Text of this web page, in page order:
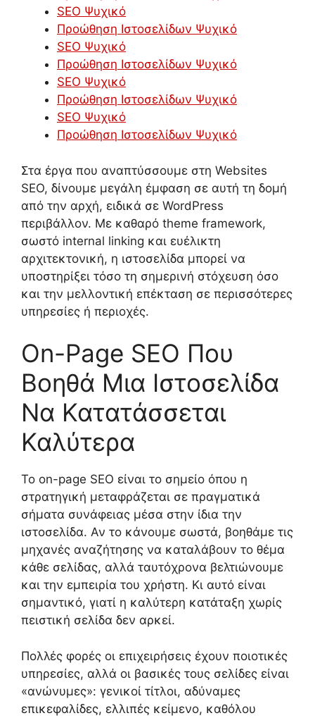
SEO Ψυχικό
Προώθηση Ιστοσελίδων Ψυχικό
SEO Ψυχικό
Προώθηση Ιστοσελίδων Ψυχικό
SEO Ψυχικό
Προώθηση Ιστοσελίδων Ψυχικό
SEO Ψυχικό
Προώθηση Ιστοσελίδων Ψυχικό
Στα έργα που αναπτύσσουμε στη Websites
SEO, δίνουμε μεγάλη έμφαση σε αυτή τη δομή
από την αρχή, ειδικά σε WordPress
περιβάλλον. Με καθαρό theme framework,
σωστό internal linking και ευέλικτη
αρχιτεκτονική, η ιστοσελίδα μπορεί να
υποστηρίξει τόσο τη σημερινή στόχευση όσο
και την μελλοντική επέκταση σε περισσότερες
υπηρεσίες ή περιοχές.
On-Page SEO Που
Βοηθά Μια Ιστοσελίδα
Να Κατατάσσεται
Καλύτερα
Το on-page SEO είναι το σημείο όπου η
στρατηγική μεταφράζεται σε πραγματικά
σήματα συνάφειας μέσα στην ίδια την
ιστοσελίδα. Αν το κάνουμε σωστά, βοηθάμε τις
μηχανές αναζήτησης να καταλάβουν το θέμα
κάθε σελίδας, αλλά ταυτόχρονα βελτιώνουμε
και την εμπειρία του χρήστη. Κι αυτό είναι
σημαντικό, γιατί η καλύτερη κατάταξη χωρίς
πειστική σελίδα δεν αρκεί.
Πολλές φορές οι επιχειρήσεις έχουν ποιοτικές
υπηρεσίες, αλλά οι βασικές τους σελίδες είναι
«ανώνυμες»: γενικοί τίτλοι, αδύναμες
επικεφαλίδες, ελλιπές κείμενο, καθόλου